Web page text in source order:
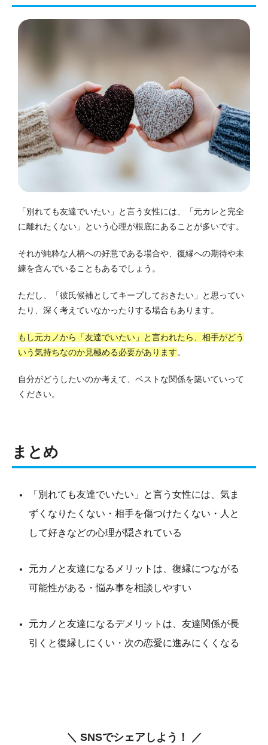
「別れても友達でいたい」と言う女性には、「元カレと完全
に離れたくない」という心理が根底にあることが多いです。
それが純粋な人柄への好意である場合や、復縁への期待や未
練を含んでいることもあるでしょう。
ただし、「彼氏候補としてキープしておきたい」と思ってい
たり、深く考えていなかったりする場合もあります。
もし元カノから「友達でいたい」と言われたら、相手がどう
いう気持ちなのか見極める必要があります。
自分がどうしたいのか考えて、ベストな関係を築いていって
ください。
まとめ
「別れても友達でいたい」と言う女性には、気ま
ずくなりたくない・相手を傷つけたくない・人と
して好きなどの心理が隠されている
元カノと友達になるメリットは、復縁につながる
可能性がある・悩み事を相談しやすい
元カノと友達になるデメリットは、友達関係が長
引くと復縁しにくい・次の恋愛に進みにくくなる
＼ SNSでシェアしよう！ ／